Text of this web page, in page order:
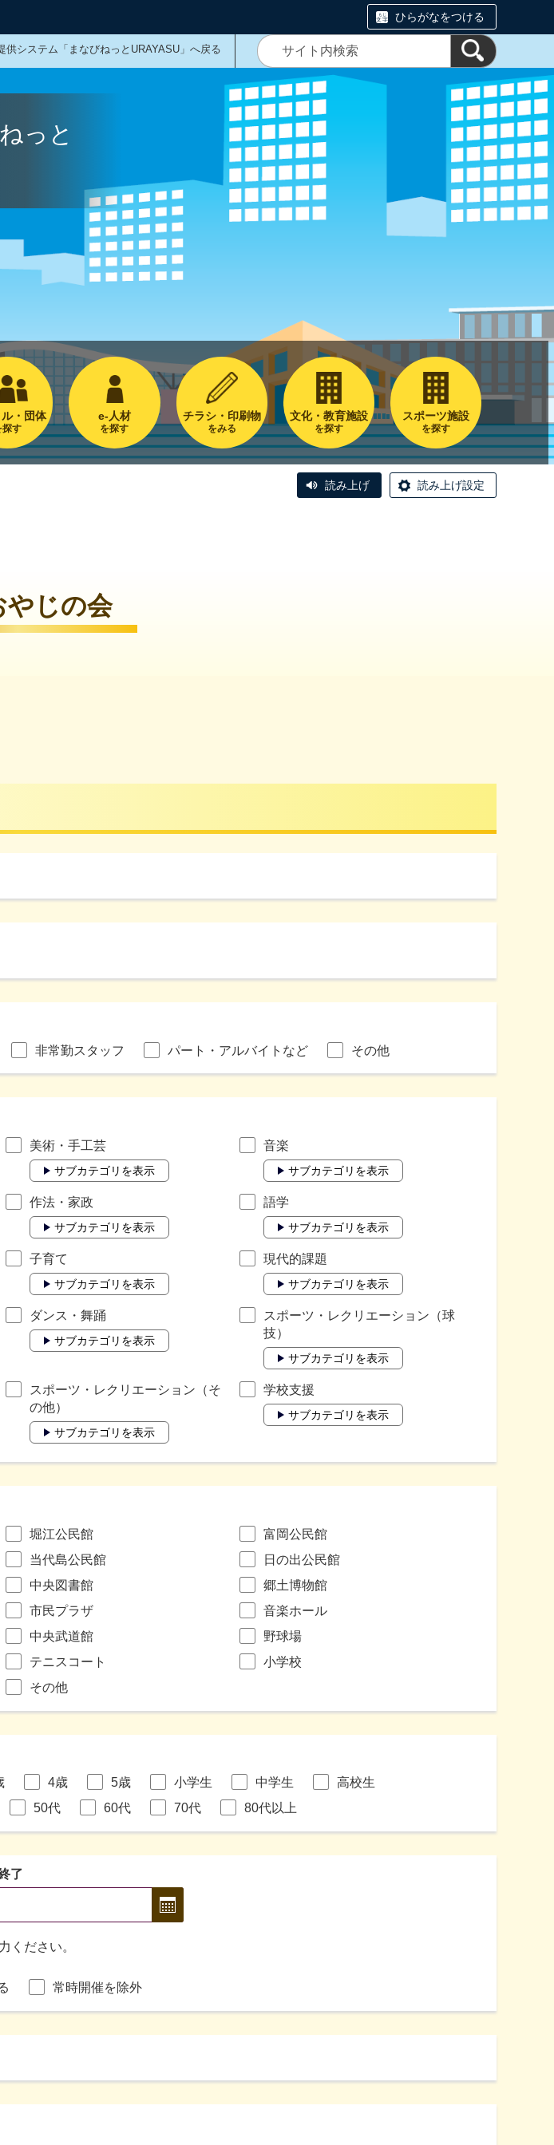
ひらがなをつける
供システム「まなびねっとURAYASU」へ戻る
っと
・団体
探す
e-人材
を探す
チラシ・印刷物
をみる
文化・教育施設
を探す
スポーツ施設
を探す
読み上げ 読み上げ設定
やじの会
非常勤スタッフ パート・アルバイトなど その他
美術・手工芸
サブカテゴリを表示
音楽
サブカテゴリを表示
作法・家政
サブカテゴリを表示
語学
サブカテゴリを表示
子育て
サブカテゴリを表示
現代的課題
サブカテゴリを表示
ダンス・舞踊
サブカテゴリを表示
スポーツ・レクリエーション（球
技）
サブカテゴリを表示
スポーツ・レクリエーション（そ
の他）
サブカテゴリを表示
学校支援
サブカテゴリを表示
堀江公民館
富岡公民館
当代島公民館
日の出公民館
中央図書館
郷土博物館
市民プラザ
音楽ホール
中央武道館
野球場
テニスコート
小学校
その他
4歳 5歳 小学生 中学生
高校生
50代 60代 70代 80代以上
了
ください。
常時開催を除外